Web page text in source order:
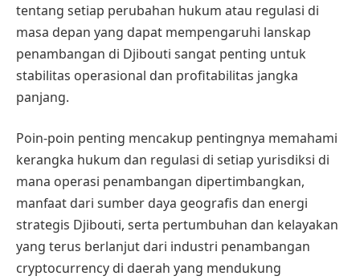
tentang setiap perubahan hukum atau regulasi di
masa depan yang dapat mempengaruhi lanskap
penambangan di Djibouti sangat penting untuk
stabilitas operasional dan profitabilitas jangka
panjang.
Poin-poin penting mencakup pentingnya memahami
kerangka hukum dan regulasi di setiap yurisdiksi di
mana operasi penambangan dipertimbangkan,
manfaat dari sumber daya geografis dan energi
strategis Djibouti, serta pertumbuhan dan kelayakan
yang terus berlanjut dari industri penambangan
cryptocurrency di daerah yang mendukung